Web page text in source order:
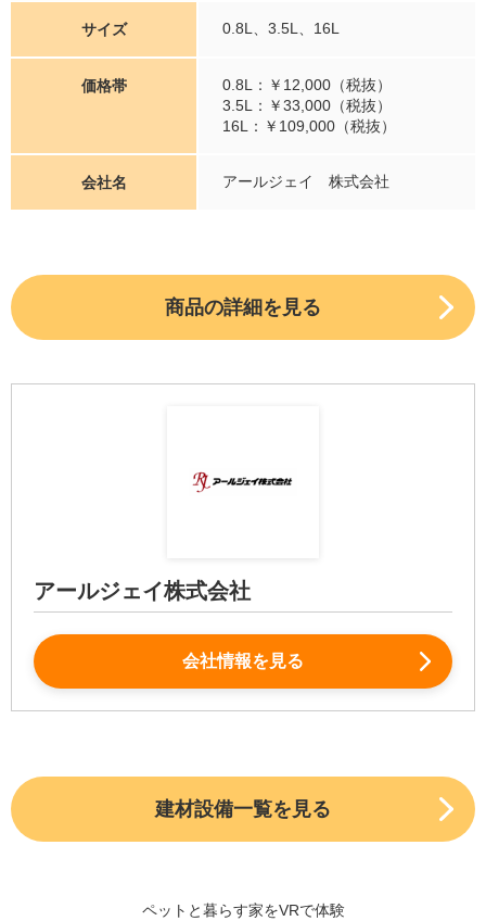
サイズ 0.8L、3.5L、16L
価格帯
0.8L：￥12,000（税抜）
3.5L：￥33,000（税抜）
16L：￥109,000（税抜）
会社名 アールジェイ 株式会社
商品の詳細を見る
アールジェイ株式会社
会社情報を見る
建材設備一覧を見る
ペットと暮らす家をVRで体験